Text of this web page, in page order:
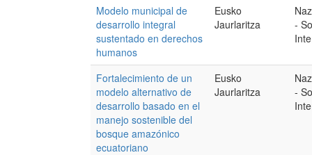
Modelo municipal de
desarrollo integral
sustentado en derechos
humanos
Eusko
Jaurlaritza
-
Fortalecimiento de un
modelo alternativo de
desarrollo basado en el
manejo sostenible del
bosque amazónico
ecuatoriano
Eusko
Jaurlaritza
-